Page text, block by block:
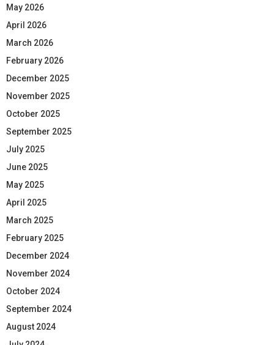
May 2026
April 2026
March 2026
February 2026
December 2025
November 2025
October 2025
September 2025
July 2025
June 2025
May 2025
April 2025
March 2025
February 2025
December 2024
November 2024
October 2024
September 2024
August 2024